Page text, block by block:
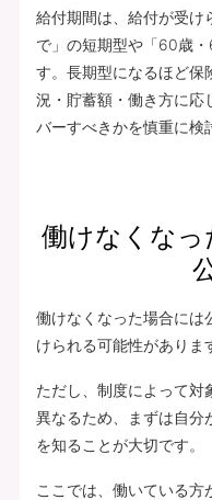
給付期間は、給付が受け
で」の短期型や「60歳
す。長期型になるほど保
況・貯蓄額・働き方に応
バーすべきかを慎重に検
働けなくな
働けなくなった場合には
けられる可能性がありま
ただし、制度によって対
異なるため、まずは自分
を知ることが大切です。
ここでは、働いている